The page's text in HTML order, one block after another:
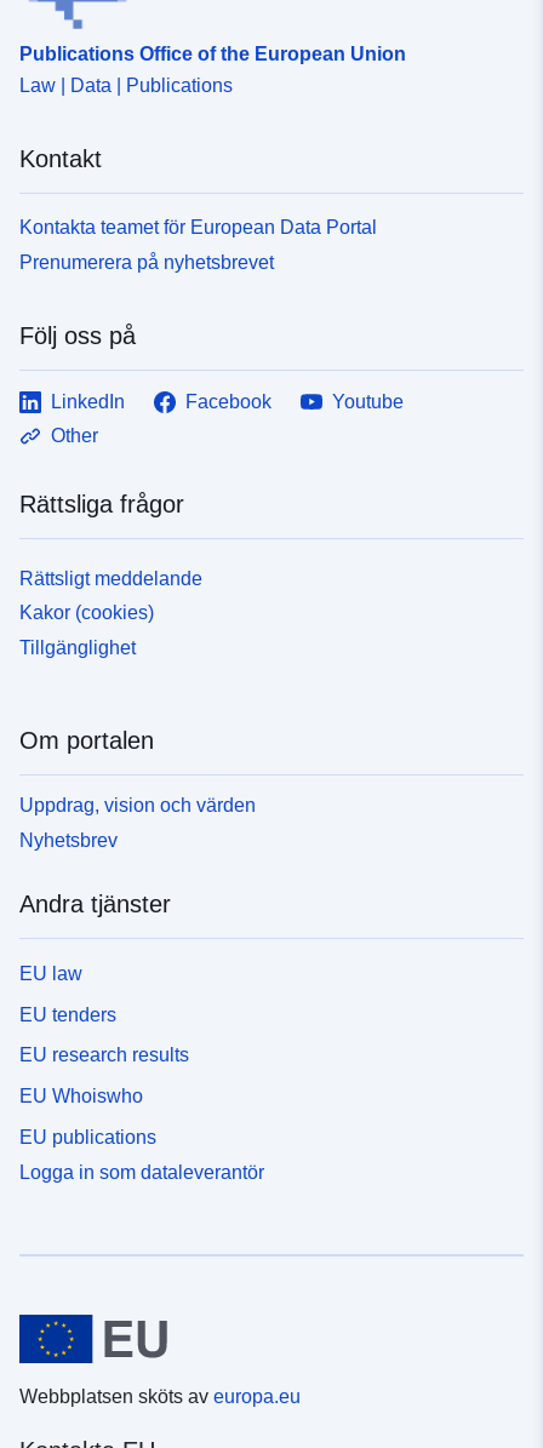
Publications Office of the European Union
Law | Data | Publications
Kontakt
Kontakta teamet för European Data Portal
Prenumerera på nyhetsbrevet
Följ oss på
LinkedIn Facebook
Youtube
Other
Rättsliga frågor
Rättsligt meddelande
Kakor (cookies)
Tillgänglighet
Om portalen
Uppdrag, vision och värden
Nyhetsbrev
Andra tjänster
EU law
EU tenders
EU research results
EU Whoiswho
EU publications
Logga in som dataleverantör
Webbplatsen sköts av europa.eu